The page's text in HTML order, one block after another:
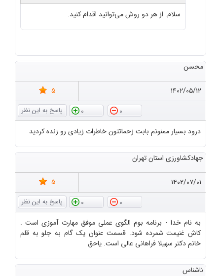
سلام. از هر دو روش می‌توانید اقدام کنید.
محسن
۱۴۰۲/۰۵/۱۲
5
0
0
درود بسیار ممنونم بابت زحماتتون خاطرات زیادی رو زنده کردید
جهادکشاورزی استان تهران
۱۴۰۲/۰۷/۰۱
5
0
0
به نام خدا - برنامه بوم الگوی عملی موفق مهارت آموزی است .
کاش غنیمت شمرده شود. قسمت عنوان یک گام به جلو به قلم
خانم دکتر سهیلا فراهانی عالی است. یاحق
ناشناس